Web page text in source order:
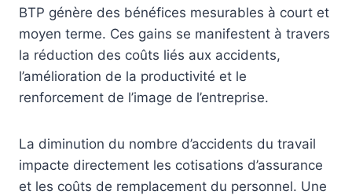
BTP génère des bénéfices mesurables à court et
moyen terme. Ces gains se manifestent à travers
la réduction des coûts liés aux accidents,
l’amélioration de la productivité et le
renforcement de l’image de l’entreprise.
La diminution du nombre d’accidents du travail
impacte directement les cotisations d’assurance
et les coûts de remplacement du personnel. Une